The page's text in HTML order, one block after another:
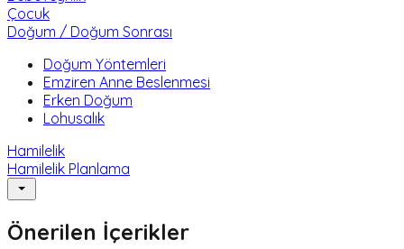
Çocuk
Doğum / Doğum Sonrası
Doğum Yöntemleri
Emziren Anne Beslenmesi
Erken Doğum
Lohusalık
Hamilelik
Hamilelik Planlama
Önerilen İçerikler